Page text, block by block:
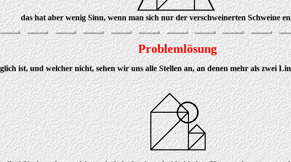
das hat aber wenig Sinn, wenn man sich nur der verschweinerten Schweine
Problemlösung
ist, und welcher nicht, sehen wir uns alle Stellen an, an denen mehr als zwei